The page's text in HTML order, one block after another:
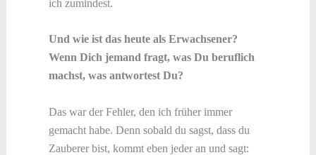
ich zumindest.
Und wie ist das heute als Erwachsener?
Wenn Dich jemand fragt, was Du beruflich
machst, was antwortest Du?
Das war der Fehler, den ich früher immer
gemacht habe. Denn sobald du sagst, dass du
Zauberer bist, kommt eben jeder an und sagt: